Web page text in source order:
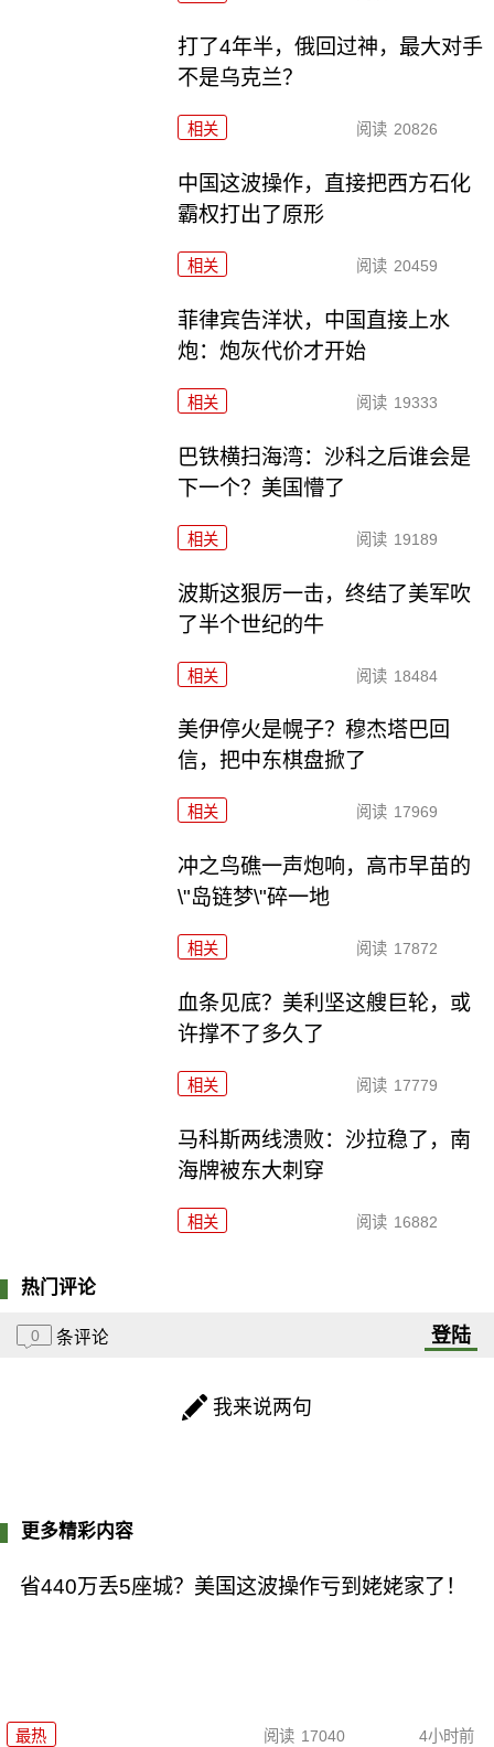
打了4年半，俄回过神，最大对手
不是乌克兰？
相关 阅读 20826
中国这波操作，直接把西方石化
霸权打出了原形
相关 阅读 20459
菲律宾告洋状，中国直接上水
炮：炮灰代价才开始
相关 阅读 19333
巴铁横扫海湾：沙科之后谁会是
下一个？美国懵了
相关 阅读 19189
波斯这狠厉一击，终结了美军吹
了半个世纪的牛
相关 阅读 18484
美伊停火是幌子？穆杰塔巴回
信，把中东棋盘掀了
相关 阅读 17969
冲之鸟礁一声炮响，高市早苗的
\"岛链梦\"碎一地
相关 阅读 17872
血条见底？美利坚这艘巨轮，或
许撑不了多久了
相关 阅读 17779
马科斯两线溃败：沙拉稳了，南
海牌被东大刺穿
相关 阅读 16882
热门评论
0 条评论 登陆
我来说两句
更多精彩内容
省440万丢5座城？美国这波操作亏到姥姥家了！
最热 阅读 17040 4小时前